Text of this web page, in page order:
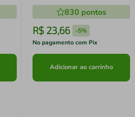
830 pontos
R$ 23,66 -5%
No pagamento com Pix
Adicionar ao carrinho